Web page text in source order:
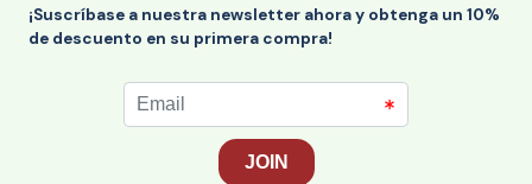
¡Suscríbase a nuestra newsletter ahora y obtenga un 10%
de descuento en su primera compra!